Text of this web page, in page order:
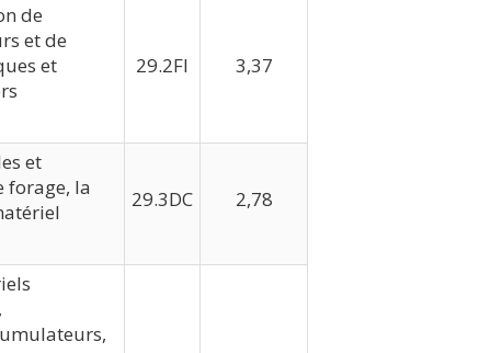
de
et de
et
29.2FI 3,37
et
forage, la
29.3DC 2,78